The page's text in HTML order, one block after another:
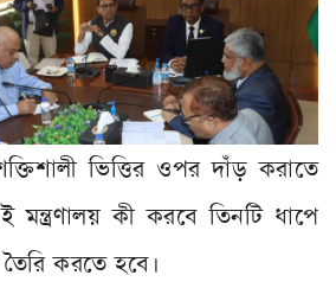
ভিত্তির ওপর দাঁড় করাতে
কী করবে তিনটি ধাপে
করতে হবে।